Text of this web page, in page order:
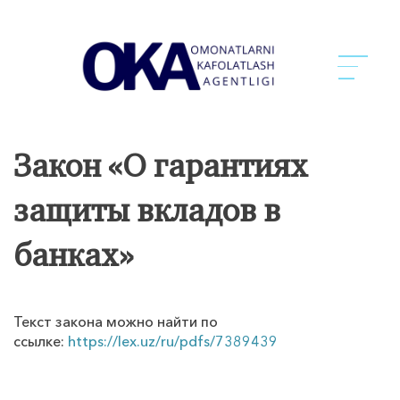
Закон «О гарантиях
защиты вкладов в
банках»
Текст закона можно найти по
ссылке: https://lex.uz/ru/pdfs/7389439